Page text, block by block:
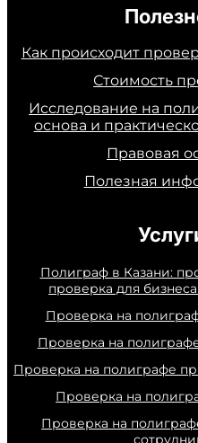
Как происходит
Стоимость
Исследование на
основа и
Правовая
Полезная
Полиграф в Казани:
проверка для
Проверка на
Проверка на
Проверка на полиграфе
Проверка на
Проверка на